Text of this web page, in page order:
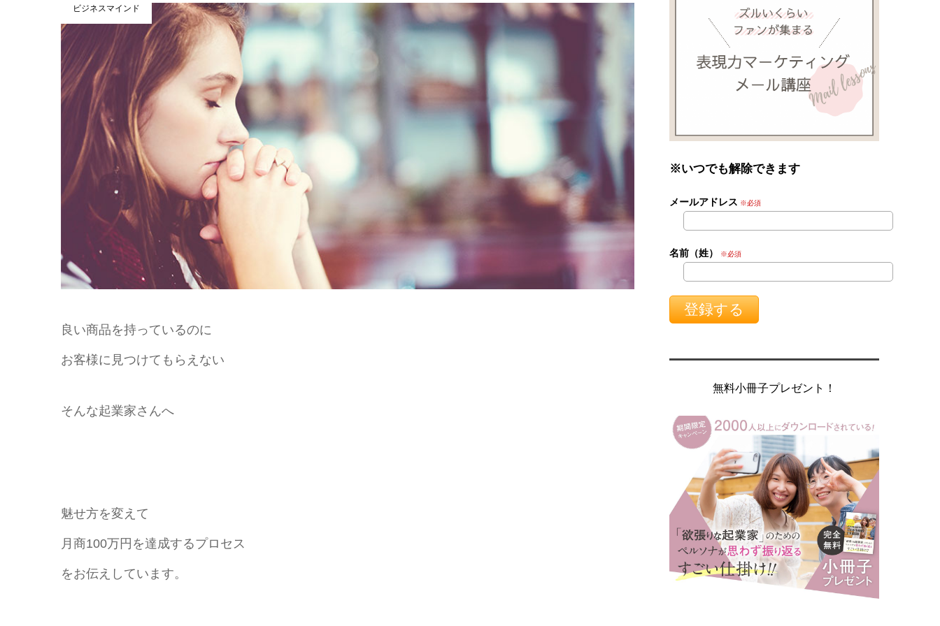
ビジネスマインド
良い商品を持っているのに
お客様に見つけてもらえない
そんな起業家さんへ
魅せ方を変えて
月商100万円を達成するプロセス
をお伝えしています。
※いつでも解除できます
メールアドレス ※必須
名前（姓） ※必須
無料小冊子プレゼント！